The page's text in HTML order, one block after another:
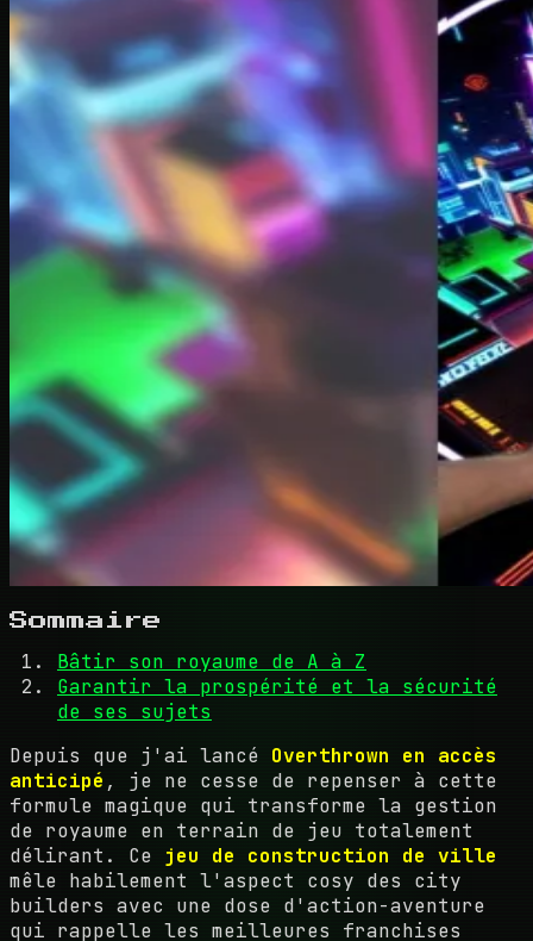
Sommaire
Bâtir son royaume de A à Z
Garantir la prospérité et la sécurité
de ses sujets
Depuis que j'ai lancé Overthrown en accès
anticipé , je ne cesse de repenser à cette
formule magique qui transforme la gestion
de royaume en terrain de jeu totalement
délirant. Ce jeu de construction de ville
mêle habilement l'aspect cosy des city
builders avec une dose d'action-aventure
qui rappelle les meilleures franchises